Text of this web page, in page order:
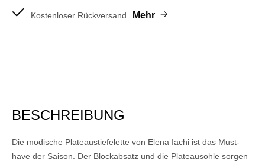
Kostenloser Rückversand Mehr
BESCHREIBUNG
Die modische Plateaustiefelette von Elena Iachi ist das Must-
have der Saison. Der Blockabsatz und die Plateausohle sorgen